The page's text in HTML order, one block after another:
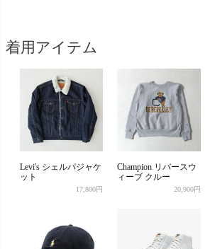
着用アイテム
Levi's シェルパジャケ
ット
17,800円
Champion リバースウ
ィーブ クルー
20,900円